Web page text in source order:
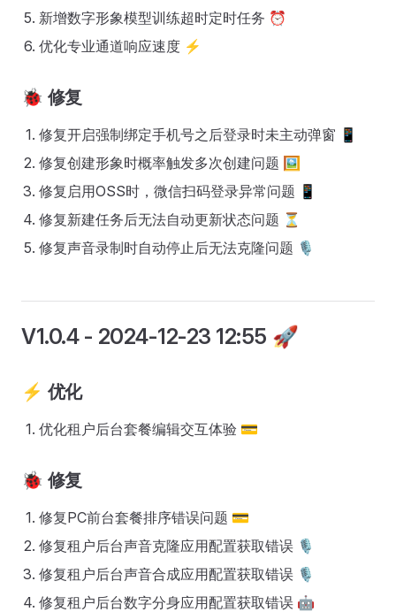
新增数字形象模型训练超时定时任务 ⏰
优化专业通道响应速度 ⚡
🐞 修复
修复开启强制绑定手机号之后登录时未主动弹窗 📱
修复创建形象时概率触发多次创建问题 🖼️
修复启用OSS时，微信扫码登录异常问题 📱
修复新建任务后无法自动更新状态问题 ⏳
修复声音录制时自动停止后无法克隆问题 🎙️
V1.0.4- 2024-12-23 12:55 🚀
⚡ 优化
优化租户后台套餐编辑交互体验 💳
🐞 修复
修复PC前台套餐排序错误问题 💳
修复租户后台声音克隆应用配置获取错误 🎙️
修复租户后台声音合成应用配置获取错误 🎙️
修复租户后台数字分身应用配置获取错误 🤖